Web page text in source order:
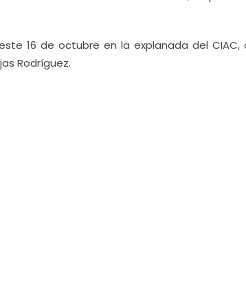
16 de octubre en la explanada del CIAC,
Rodríguez.